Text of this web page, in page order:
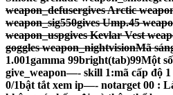
weapon_defusergives Arctic
weapon_sig550gives Ump.45
weapon_uspgives Kevlar Vest
goggles weapon_nightvisionMã
1.001gamma 99bright(tab)99Một
give_weapon—- skill 1:mã cấp độ
0/1bật tắt xem ip—- notarget 00 :